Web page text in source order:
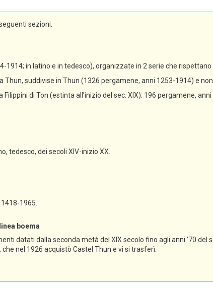
sezioni.
1914; in latino e in tedesco), organizzate in 2 serie che
Thun, suddivise in Thun (1326 pergamene, anni 1253-1914) e
di Ton (estinta all’inizio del sec. XIX): 196 pergamene, anni
tedesco, dei secoli XIV-inizio XX.
1965.
boema
datati dalla seconda metà del XIX secolo fino agli anni ’70
nel 1926 acquistò Castel Thun e vi si trasferì.